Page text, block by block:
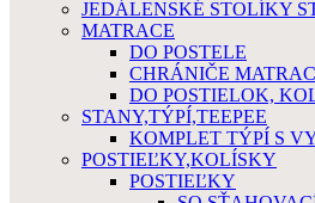
JEDÁLENSKÉ STOLÍKY
MATRACE
DO POSTELE
CHRÁNIČE
DO POSTIELOK,
STANY,TÝPÍ,TEEPEE
KOMPLET TÝPÍ S
POSTIEĽKY,KOLÍSKY
POSTIEĽKY